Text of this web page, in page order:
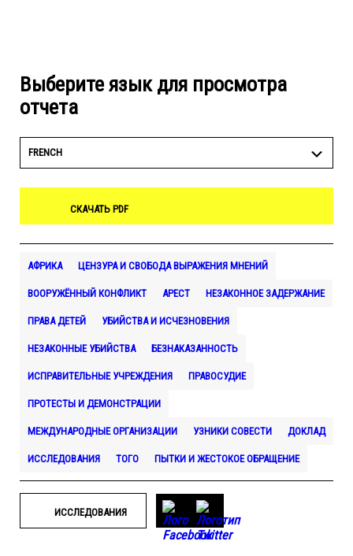
Выберите язык для просмотра
отчета
FRENCH
СКАЧАТЬ PDF
АФРИКА ЦЕНЗУРА И СВОБОДА ВЫРАЖЕНИЯ МНЕНИЙ
ВООРУЖЁННЫЙ КОНФЛИКТ АРЕСТ НЕЗАКОННОЕ ЗАДЕРЖАНИЕ
ПРАВА ДЕТЕЙ УБИЙСТВА И ИСЧЕЗНОВЕНИЯ
НЕЗАКОННЫЕ УБИЙСТВА БЕЗНАКАЗАННОСТЬ
ИСПРАВИТЕЛЬНЫЕ УЧРЕЖДЕНИЯ ПРАВОСУДИЕ
ПРОТЕСТЫ И ДЕМОНСТРАЦИИ
МЕЖДУНАРОДНЫЕ ОРГАНИЗАЦИИ УЗНИКИ СОВЕСТИ ДОКЛАД
ИССЛЕДОВАНИЯ ТОГО ПЫТКИ И ЖЕСТОКОЕ ОБРАЩЕНИЕ
ИССЛЕДОВАНИЯ